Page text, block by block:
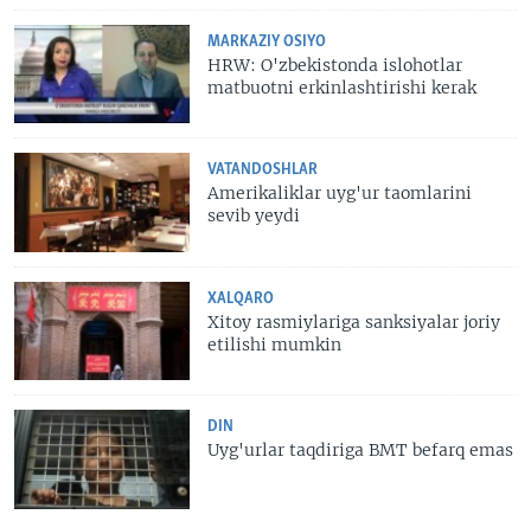
MARKAZIY OSIYO
HRW: O'zbekistonda islohotlar
matbuotni erkinlashtirishi kerak
VATANDOSHLAR
Amerikaliklar uyg'ur taomlarini
sevib yeydi
XALQARO
Xitoy rasmiylariga sanksiyalar joriy
etilishi mumkin
DIN
Uyg'urlar taqdiriga BMT befarq emas